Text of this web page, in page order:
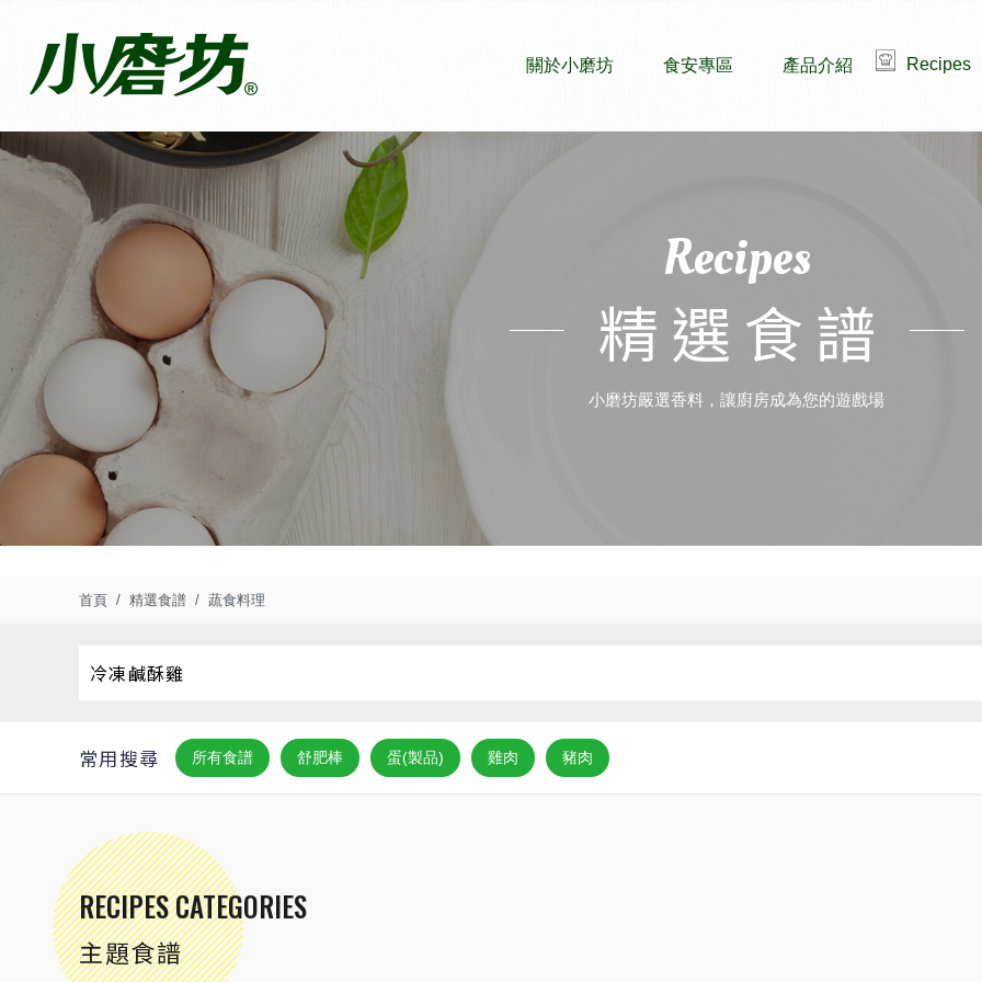
關於小磨坊 食安專區 產品介紹 Recipes
Recipes
精選食譜
小磨坊嚴選香料，讓廚房成為您的遊戲場
首頁 精選食譜 蔬食料理
常用搜尋 所有食譜 舒肥棒 蛋(製品) 雞肉 豬肉
RECIPES CATEGORIES
主題食譜